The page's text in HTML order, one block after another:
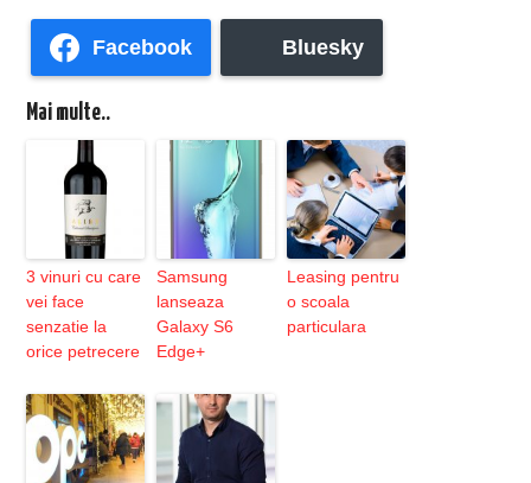
Facebook Bluesky
Mai multe..
3 vinuri cu care
vei face
senzatie la
orice petrecere
Samsung
lanseaza
Galaxy S6
Edge+
Leasing pentru
o scoala
particulara